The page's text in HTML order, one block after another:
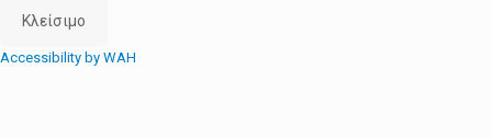
Κλείσιμο
Accessibility by WAH